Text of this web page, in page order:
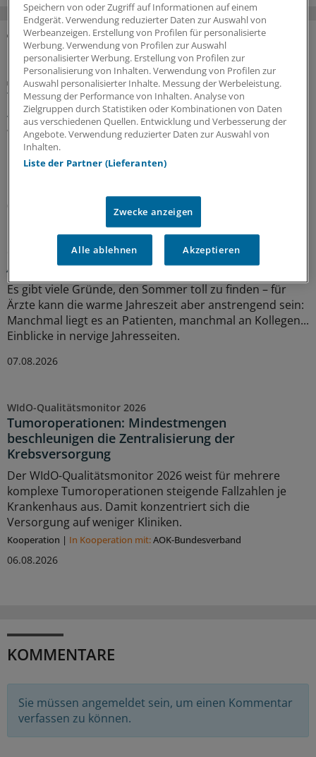
MEHR ZUM THEMA
Porträt
Traumberuf Arzt: Für die Weiterbildung von
Aleppo nach Osnabrück
Wenn sie den Arztkittel tragen, sind die Zwillinge Yachar
und Yaman Shehabi kaum auseinanderzuhalten.
Deshalb versorgen sie Patienten nur im Doppelpack.
08.08.2026
Ärztlicher Hitzehass
Es gibt viele Gründe, den Sommer toll zu finden – für
Ärzte kann die warme Jahreszeit aber anstrengend sein:
Manchmal liegt es an Patienten, manchmal an Kollegen...
Einblicke in nervige Jahresseiten.
07.08.2026
WIdO-Qualitätsmonitor 2026
Tumoroperationen: Mindestmengen
beschleunigen die Zentralisierung der
Krebsversorgung
Der WIdO-Qualitätsmonitor 2026 weist für mehrere
komplexe Tumoroperationen steigende Fallzahlen je
Krankenhaus aus. Damit konzentriert sich die
Versorgung auf weniger Kliniken.
Kooperation | In Kooperation mit:AOK-Bundesverband
06.08.2026
KOMMENTARE
Sie müssen angemeldet sein, um einen Kommentar
verfassen zu können.
Speichern von oder Zugriff auf Informationen auf einem
Endgerät. Verwendung reduzierter Daten zur Auswahl von
Werbeanzeigen. Erstellung von Profilen für personalisierte
Werbung. Verwendung von Profilen zur Auswahl
personalisierter Werbung. Erstellung von Profilen zur
Personalisierung von Inhalten. Verwendung von Profilen zur
Auswahl personalisierter Inhalte. Messung der Werbeleistung.
Messung der Performance von Inhalten. Analyse von
Zielgruppen durch Statistiken oder Kombinationen von Daten
aus verschiedenen Quellen. Entwicklung und Verbesserung der
Angebote. Verwendung reduzierter Daten zur Auswahl von
Inhalten.
Liste der Partner (Lieferanten)
Zwecke anzeigen
Alle ablehnen Akzeptieren